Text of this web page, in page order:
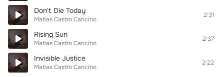
Don't Die Today
Matias Castro Cancino
2:31
Rising Sun
Matias Castro Cancino
2:37
Invisible Justice
Matias Castro Cancino
2:22